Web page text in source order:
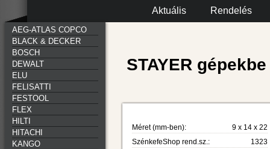
Aktuális Rendelés
AEG-ATLAS COPCO
BLACK & DECKER
BOSCH
DEWALT
ELU
FELISATTI
FESTOOL
FLEX
HILTI
HITACHI
KANGO
STAYER
Méret (mm-ben):
9 x 14 x 22
SzénkefeShop rend.sz.:
1323